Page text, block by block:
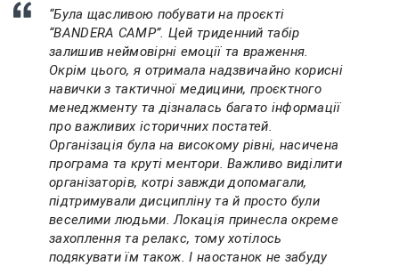
“Була щасливою побувати на проєкті
“BANDERA CAMP”. Цей триденний табір
залишив неймовірні емоції та враження.
Окрім цього, я отримала надзвичайно корисні
навички з тактичної медицини, проєктного
менеджменту та дізналась багато інформації
про важливих історичних постатей.
Організація була на високому рівні, насичена
програма та круті ментори. Важливо виділити
організаторів, котрі завжди допомагали,
підтримували дисципліну та й просто були
веселими людьми. Локація принесла окреме
захоплення та релакс, тому хотілось
подякувати їм також. І наостанок не забуду